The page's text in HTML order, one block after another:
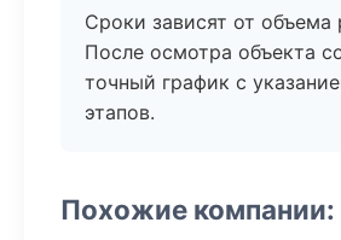
Сроки зависят от объема
После осмотра объекта
точный график с
этапов.
Похожие компании: